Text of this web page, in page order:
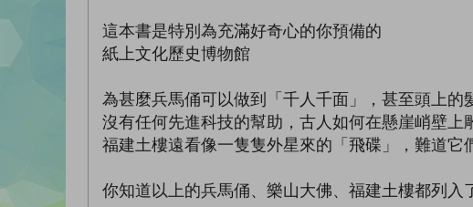
這本書是特別為充滿好奇心的你預備的
紙上文化歷史博物館
為甚麼兵馬俑可以做到「千人千面」，甚至頭上的
沒有任何先進科技的幫助，古人如何在懸崖峭壁上
福建土樓遠看像一隻隻外星來的「飛碟」，難道它
你知道以上的兵馬俑、樂山大佛、福建土樓都列入